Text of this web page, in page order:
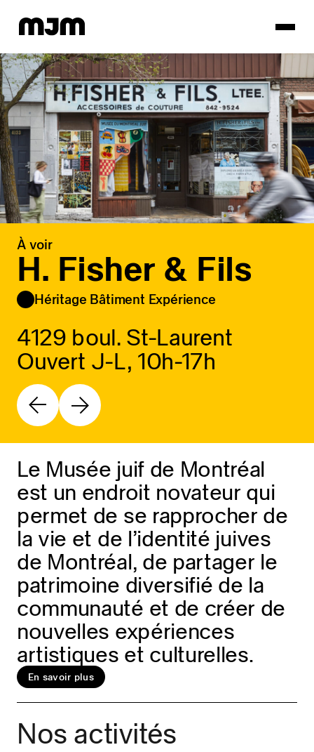
Homepage
À voir
H. Fisher & Fils
Héritage Bâtiment Expérience
4129 boul. St-Laurent
Ouvert J-L, 10h-17h
Réservez votre billet
En savoir plus
Le Musée juif de Montréal
est un endroit novateur qui
permet de se rapprocher de
la vie et de l’identité juives
de Montréal, de partager le
patrimoine diversifié de la
communauté et de créer de
nouvelles expériences
artistiques et culturelles.
En savoir plus
Nos activités